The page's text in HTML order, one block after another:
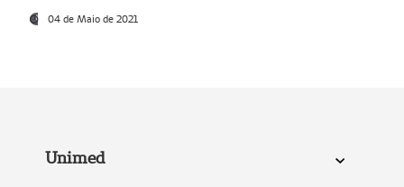
04 de Maio de 2021
Unimed